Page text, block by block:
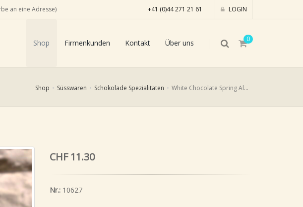
+41 (0)44 271 21 61 LOGIN
an eine Adresse)
0
Shop Firmenkunden Kontakt Über uns
Shop Süsswaren Schokolade Spezialitäten White Chocolate Spring Almonds Dragées 41%, 80g
CHF 11.30
Nr.: 10627